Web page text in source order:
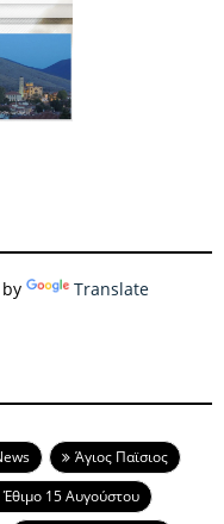
Translate
Άγιος Παϊσιος
Έθιμο 15 Αυγούστου